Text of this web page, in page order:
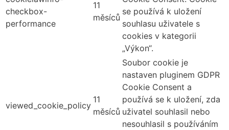
checkbox-
performance
11
měsíců
se používá k uložení
souhlasu uživatele s
cookies v kategorii
„Výkon“.
viewed_cookie_policy
11
měsíců
Soubor cookie je
nastaven pluginem GDPR
Cookie Consent a
používá se k uložení, zda
uživatel souhlasil nebo
nesouhlasil s používáním